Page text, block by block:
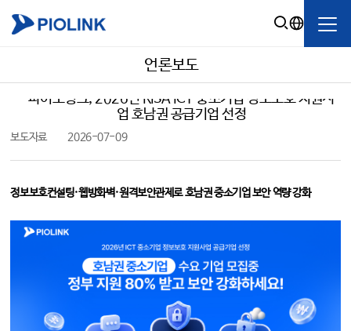
언론보도
파이오링크, 2026년 KISA ICT 중소기업 정보보호 지원사
업 호남권 공급기업 선정
보도자료 2026-07-09
정보보호컨설팅·웹방화벽·원격보안관제로 호남권 중소기업 보안 역량 강화